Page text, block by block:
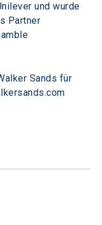
und wurde
Partner
Sands für